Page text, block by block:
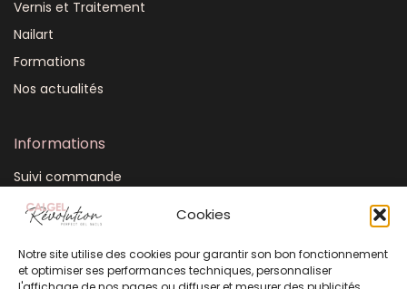
Cookies
Notre site utilise des cookies pour garantir son bon fonctionnement
et optimiser ses performances techniques, personnaliser
Vernis et Traitement
Nailart
Formations
Nos actualités
Informations
Suivi commande
Mon compte
CGV
FAQ
Plan du site